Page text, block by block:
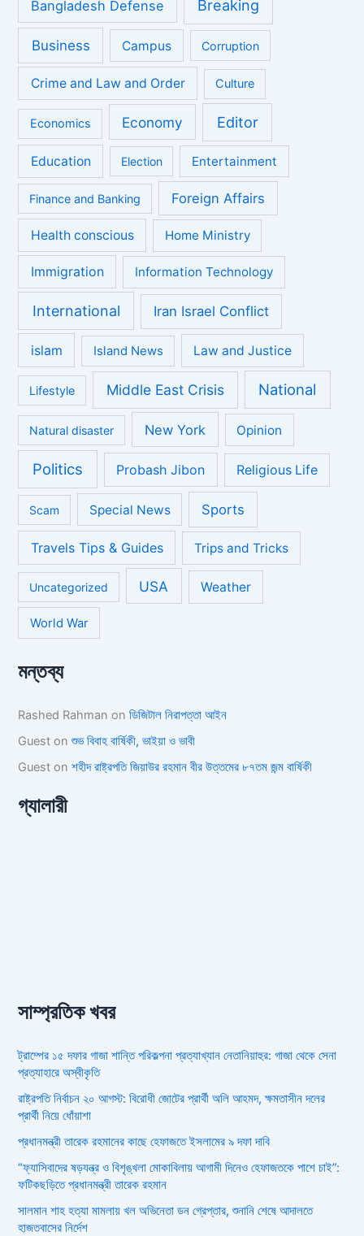
Bangladesh Defense Breaking
Business Campus Corruption
Crime and Law and Order Culture
Economics Economy Editor
Education Election Entertainment
Finance and Banking Foreign Affairs
Health conscious Home Ministry
Immigration Information Technology
International Iran Israel Conflict
islam Island News Law and Justice
Lifestyle Middle East Crisis National
Natural disaster New York Opinion
Politics Probash Jibon Religious Life
Scam Special News Sports
Travels Tips & Guides Trips and Tricks
Uncategorized USA Weather
World War
মন্তব্য
Rashed Rahman onডিজিটাল নিরাপত্তা আইন
Guest onশুভ বিবাহ বার্ষিকী, ভাইয়া ও ভাবী
Guest onশহীদ রাষ্ট্রপতি জিয়াউর রহমান বীর উত্তমের ৮৭তম জন্ম বার্ষিকী
গ্যালারী
সাম্প্রতিক খবর
ট্রাম্পের ১৫ দফার গাজা শান্তি পরিকল্পনা প্রত্যাখ্যান নেতানিয়াহুর: গাজা থেকে সেনা
প্রত্যাহারে অস্বীকৃতি
রাষ্ট্রপতি নির্বাচন ২০ আগস্ট: বিরোধী জোটের প্রার্থী অলি আহমদ, ক্ষমতাসীন দলের
প্রার্থী নিয়ে ধোঁয়াশা
প্রধানমন্ত্রী তারেক রহমানের কাছে হেফাজতে ইসলামের ৯ দফা দাবি
“ফ্যাসিবাদের ষড়যন্ত্র ও বিশৃঙ্খলা মোকাবিলায় আগামী দিনেও হেফাজতকে পাশে চাই”:
ফটিকছড়িতে প্রধানমন্ত্রী তারেক রহমান
সালমান শাহ হত্যা মামলায় খল অভিনেতা ডন গ্রেপ্তার, শুনানি শেষে আদালতে
হাজতবাসের নির্দেশ